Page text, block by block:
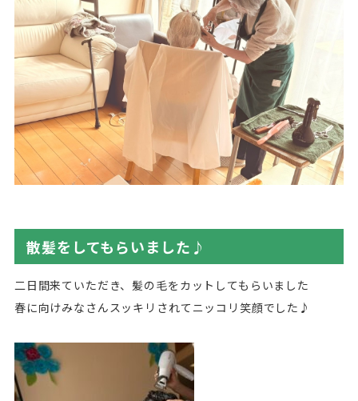
散髪をしてもらいました♪
二日間来ていただき、髪の毛をカットしてもらいました
春に向けみなさんスッキリされてニッコリ笑顔でした♪